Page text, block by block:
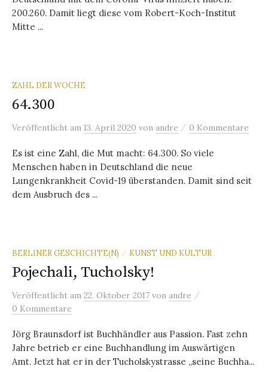
200.260. Damit liegt diese vom Robert-Koch-Institut
Mitte ...
ZAHL DER WOCHE
64.300
Veröffentlicht am 13. April 2020 von andre / 0 Kommentare
Es ist eine Zahl, die Mut macht: 64.300. So viele
Menschen haben in Deutschland die neue
Lungenkrankheit Covid-19 überstanden. Damit sind seit
dem Ausbruch des ...
BERLINER GESCHICHTE(N) / KUNST UND KULTUR
Pojechali, Tucholsky!
Veröffentlicht am 22. Oktober 2017 von andre /
0 Kommentare
Jörg Braunsdorf ist Buchhändler aus Passion. Fast zehn
Jahre betrieb er eine Buchhandlung im Auswärtigen
Amt. Jetzt hat er in der Tucholskystrasse „seine Buchha...